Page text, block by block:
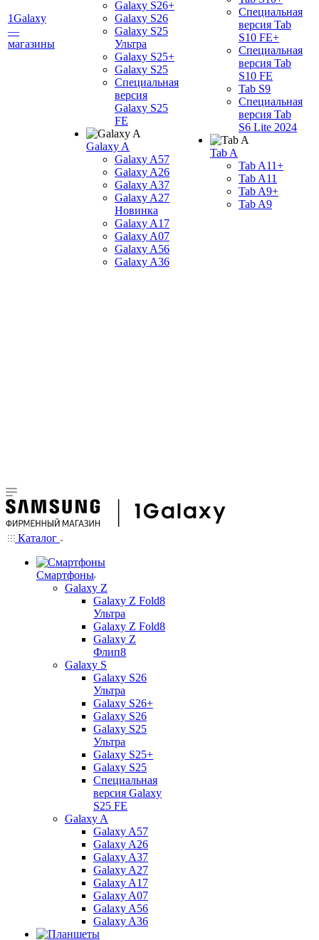
1Galaxy
—
магазины
Galaxy S26+
Galaxy S26
Galaxy S25
Ультра
Galaxy S25+
Galaxy S25
Специальная
версия
Galaxy S25
FE
Galaxy A
Galaxy A57
Galaxy A26
Galaxy A37
Galaxy A27
Новинка
Galaxy A17
Galaxy A07
Galaxy A56
Galaxy A36
Специальная
версия Tab
S10 FE+
Специальная
версия Tab
S10 FE
Tab S9
Специальная
версия Tab
S6 Lite 2024
Tab A
Tab A11+
Tab A11
Tab A9+
Tab A9
Каталог
Смартфоны
Galaxy Z
Galaxy Z Fold8
Ультра
Galaxy Z Fold8
Galaxy Z
Флип8
Galaxy S
Galaxy S26
Ультра
Galaxy S26+
Galaxy S26
Galaxy S25
Ультра
Galaxy S25+
Galaxy S25
Специальная
версия Galaxy
S25 FE
Galaxy A
Galaxy A57
Galaxy A26
Galaxy A37
Galaxy A27
Galaxy A17
Galaxy A07
Galaxy A56
Galaxy A36